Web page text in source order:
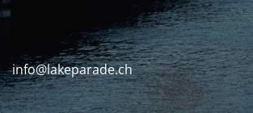
info@lakeparade.ch